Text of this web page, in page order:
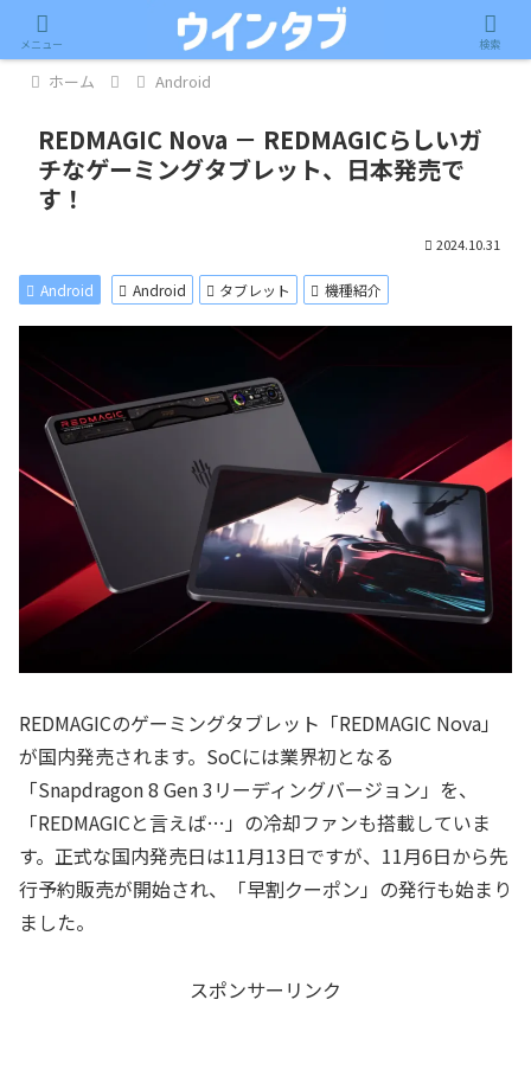
記事内に広告が含まれています。
ホーム Android
REDMAGIC Nova － REDMAGICらしいガ
チなゲーミングタブレット、日本発売で
す！
2024.10.31
Android Android タブレット 機種紹介
REDMAGICのゲーミングタブレット「REDMAGIC Nova」
が国内発売されます。SoCには業界初となる
「Snapdragon 8 Gen 3リーディングバージョン」を、
「REDMAGICと言えば…」の冷却ファンも搭載していま
す。正式な国内発売日は11月13日ですが、11月6日から先
行予約販売が開始され、「早割クーポン」の発行も始まり
ました。
スポンサーリンク
メニュー 検索